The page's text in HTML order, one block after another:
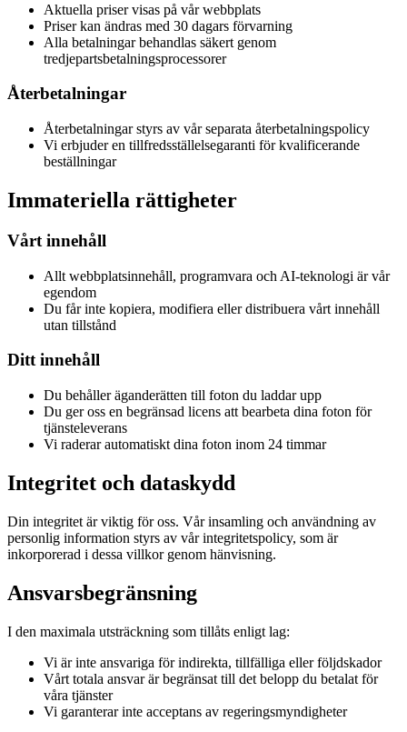
Aktuella priser visas på vår webbplats
Priser kan ändras med 30 dagars förvarning
Alla betalningar behandlas säkert genom
tredjepartsbetalningsprocessorer
Återbetalningar
Återbetalningar styrs av vår separata återbetalningspolicy
Vi erbjuder en tillfredsställelsegaranti för kvalificerande
beställningar
Immateriella rättigheter
Vårt innehåll
Allt webbplatsinnehåll, programvara och AI-teknologi är vår
egendom
Du får inte kopiera, modifiera eller distribuera vårt innehåll
utan tillstånd
Ditt innehåll
Du behåller äganderätten till foton du laddar upp
Du ger oss en begränsad licens att bearbeta dina foton för
tjänsteleverans
Vi raderar automatiskt dina foton inom 24 timmar
Integritet och dataskydd
Din integritet är viktig för oss. Vår insamling och användning av
personlig information styrs av vår integritetspolicy, som är
inkorporerad i dessa villkor genom hänvisning.
Ansvarsbegränsning
I den maximala utsträckning som tillåts enligt lag:
Vi är inte ansvariga för indirekta, tillfälliga eller följdskador
Vårt totala ansvar är begränsat till det belopp du betalat för
våra tjänster
Vi garanterar inte acceptans av regeringsmyndigheter